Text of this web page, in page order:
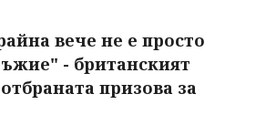
вече не е просто
- британският
призова за